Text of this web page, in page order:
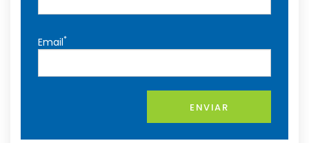
Email*
ENVIAR